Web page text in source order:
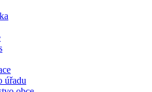
úřadu